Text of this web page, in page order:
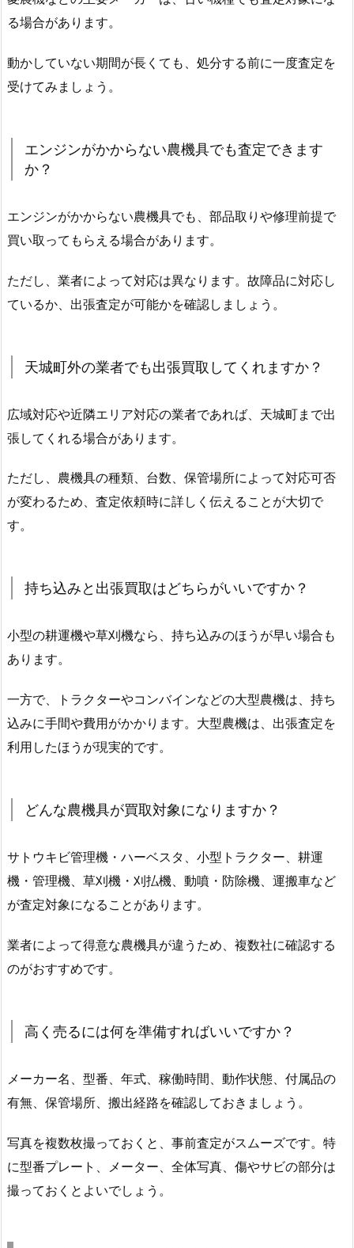
る場合があります。
動かしていない期間が長くても、処分する前に一度査定を
受けてみましょう。
エンジンがかからない農機具でも査定できます
か？
エンジンがかからない農機具でも、部品取りや修理前提で
買い取ってもらえる場合があります。
ただし、業者によって対応は異なります。故障品に対応し
ているか、出張査定が可能かを確認しましょう。
天城町外の業者でも出張買取してくれますか？
広域対応や近隣エリア対応の業者であれば、天城町まで出
張してくれる場合があります。
ただし、農機具の種類、台数、保管場所によって対応可否
が変わるため、査定依頼時に詳しく伝えることが大切で
す。
持ち込みと出張買取はどちらがいいですか？
小型の耕運機や草刈機なら、持ち込みのほうが早い場合も
あります。
一方で、トラクターやコンバインなどの大型農機は、持ち
込みに手間や費用がかかります。大型農機は、出張査定を
利用したほうが現実的です。
どんな農機具が買取対象になりますか？
サトウキビ管理機・ハーベスタ、小型トラクター、耕運
機・管理機、草刈機・刈払機、動噴・防除機、運搬車など
が査定対象になることがあります。
業者によって得意な農機具が違うため、複数社に確認する
のがおすすめです。
高く売るには何を準備すればいいですか？
メーカー名、型番、年式、稼働時間、動作状態、付属品の
有無、保管場所、搬出経路を確認しておきましょう。
写真を複数枚撮っておくと、事前査定がスムーズです。特
に型番プレート、メーター、全体写真、傷やサビの部分は
撮っておくとよいでしょう。